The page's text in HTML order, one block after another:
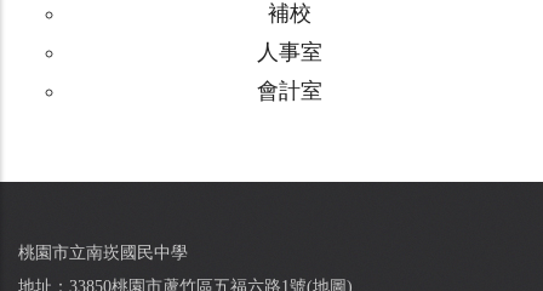
補校
人事室
會計室
桃園市立南崁國民中學
地址：33850桃園市蘆竹區五福六路1號(地圖)